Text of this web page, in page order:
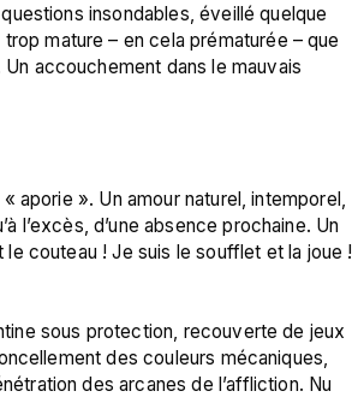
insondables, éveillé quelque
mature – en cela prématurée – que
accouchement dans le mauvais
aporie ». Un amour naturel, intemporel,
l’excès, d’une absence prochaine. Un
couteau ! Je suis le soufflet et la joue !
sous protection, recouverte de jeux
des couleurs mécaniques,
des arcanes de l’affliction. Nu